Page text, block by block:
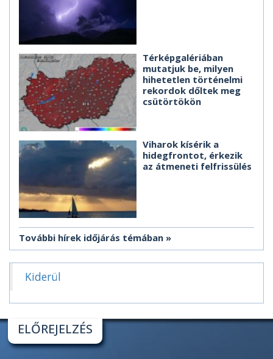
Térképgalériában
mutatjuk be, milyen
hihetetlen történelmi
rekordok dőltek meg
csütörtökön
Viharok kísérik a
hidegfrontot, érkezik
az átmeneti felfrissülés
További hírek időjárás témában
Kiderül
ELŐREJELZÉS